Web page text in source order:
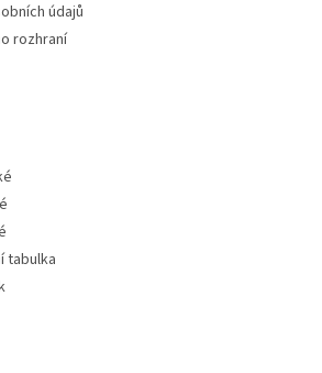
údajů
rozhraní
tabulka